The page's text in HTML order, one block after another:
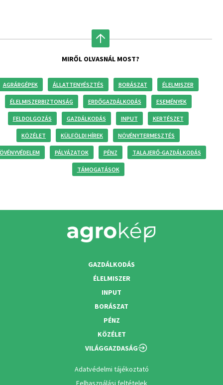
MIRŐL OLVASNÁL MOST?
AGRÁRGÉPEK ÁLLATTENYÉSZTÉS BORÁSZAT ÉLELMISZER
ÉLELMISZERBIZTONSÁG ERDŐGAZDÁLKODÁS ESEMÉNYEK
FELDOLGOZÁS GAZDÁLKODÁS INPUT KERTÉSZET
KÖZÉLET KÜLFÖLDI HÍREK NÖVÉNYTERMESZTÉS
PÁLYÁZATOK PÉNZ TALAJERŐ-GAZDÁLKODÁS
TÁMOGATÁSOK
GAZDÁLKODÁS
ÉLELMISZER
INPUT
BORÁSZAT
PÉNZ
KÖZÉLET
VILÁGGAZDASÁG
Adatvédelmi tájékoztató
Felhasználási feltételek